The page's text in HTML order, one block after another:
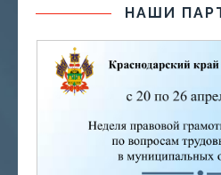
НАШИ